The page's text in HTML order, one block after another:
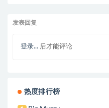
发表回复
登录... 后才能评论
热度排行榜